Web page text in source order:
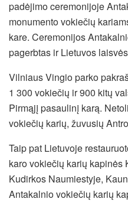
padėjimo ceremonijoje
monumento vokiečių
kare. Ceremonijos
pagerbtas ir Lietuvos
Vilniaus Vingio parko
1 300 vokiečių ir 900 kitų
Pirmąjį pasaulinį karą.
vokiečių karių, žuvusių
Taip pat Lietuvoje
karo vokiečių karių kapinės
Kudirkos Naumiestyje,
Antakalnio vokiečių karių